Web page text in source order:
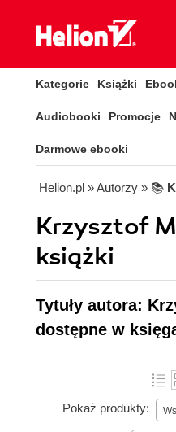
Kategorie Książki
Audiobooki Promocje
Darmowe ebooki
Helion.pl » Autorzy » 📚
Krzysztof
książki
Tytuły autora:
dostępne w
Pokaż produkty: